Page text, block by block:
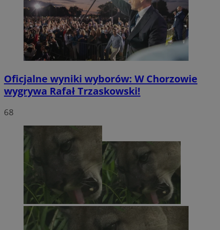
Oficjalne wyniki wyborów: W Chorzowie
wygrywa Rafał Trzaskowski!
68